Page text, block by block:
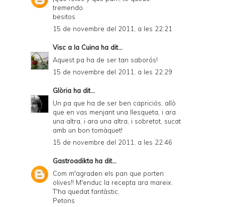
tremendo.
besitos
15 de novembre del 2011, a les 22:21
Visc a la Cuina ha dit...
Aquest pa ha de ser tan saborós!
15 de novembre del 2011, a les 22:29
Glòria ha dit...
Un pa que ha de ser ben capriciós, allò
que en vas menjant una llesqueta, i ara
una altra, i ara una altra, i sobretot, sucat
amb un bon tomàquet!
15 de novembre del 2011, a les 22:46
Gastroadikta ha dit...
Com m'agraden els pan que porten
olives!! M'enduc la recepta ara mareix.
T'ha quedat fantàstic.
Petons